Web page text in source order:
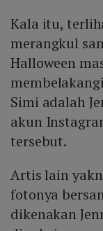
Kala itu,
merangkul
Halloween
Simi adalah
akun
tersebut.
Artis lain
fotonya
dikenakan